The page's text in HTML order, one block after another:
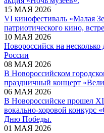
15 МАЯ 2026
VI кинофестиваль «Малая
патриотического кино,
10 МАЯ 2026
Новороссийск на несколько
России
08 МАЯ 2026
В Новороссийском
праздничный концерт
06 МАЯ 2026
В Новороссийске прошел
вокально-хоровой конкурс
Дню Победы.
01 МАЯ 2026